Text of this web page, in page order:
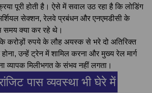
पूरी होती है। ऐसे में सवाल उठ रहा है कि लोडिंग
सेक्शन, रेलवे प्रबंधन और एनएमडीसी के
समय क्या कर रहे थे।
करोड़ों रुपये के लौह अयस्क से भरे दो अतिरिक्त
होना, उन्हें ट्रेन में शामिल करना और मुख्य रेल मार्ग
व्यापक मिलीभगत के संभव नहीं लगता।
पास व्यवस्था भी घेरे में